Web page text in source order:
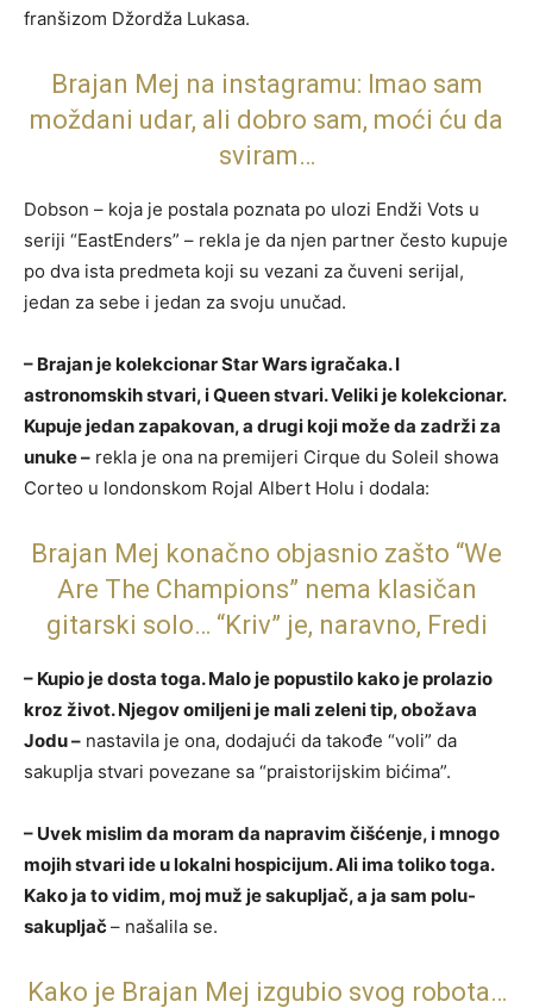
franšizom Džordža Lukasa.
Brajan Mej na instagramu: Imao sam
moždani udar, ali dobro sam, moći ću da
sviram…
Dobson – koja je postala poznata po ulozi Endži Vots u
seriji “EastEnders” – rekla je da njen partner često kupuje
po dva ista predmeta koji su vezani za čuveni serijal,
jedan za sebe i jedan za svoju unučad.
– Brajan je kolekcionar Star Wars igračaka. I
astronomskih stvari, i Queen stvari. Veliki je kolekcionar.
Kupuje jedan zapakovan, a drugi koji može da zadrži za
unuke – rekla je ona na premijeri Cirque du Soleil showa
Corteo u londonskom Rojal Albert Holu i dodala:
Brajan Mej konačno objasnio zašto “We
Are The Champions” nema klasičan
gitarski solo… “Kriv” je, naravno, Fredi
– Kupio je dosta toga. Malo je popustilo kako je prolazio
kroz život. Njegov omiljeni je mali zeleni tip, obožava
Jodu – nastavila je ona, dodajući da takođe “voli” da
sakuplja stvari povezane sa “praistorijskim bićima”.
– Uvek mislim da moram da napravim čišćenje, i mnogo
mojih stvari ide u lokalni hospicijum. Ali ima toliko toga.
Kako ja to vidim, moj muž je sakupljač, a ja sam polu-
sakupljač– našalila se.
Kako je Brajan Mej izgubio svog robota…